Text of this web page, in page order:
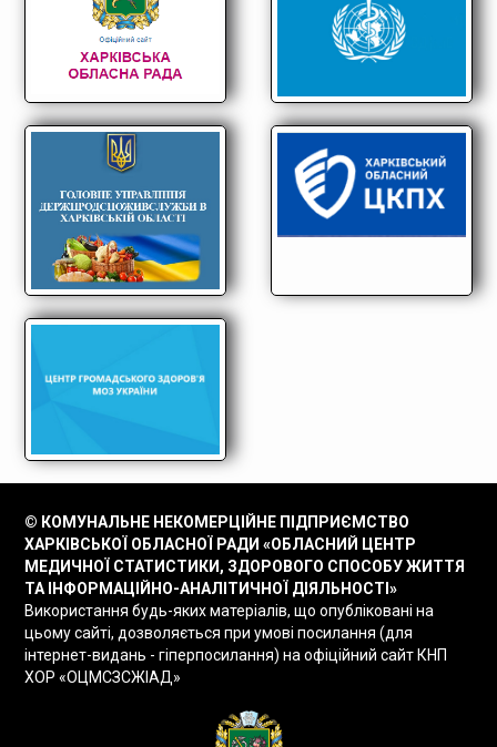
© КОМУНАЛЬНЕ НЕКОМЕРЦІЙНЕ ПІДПРИЄМСТВО
ХАРКІВСЬКОЇ ОБЛАСНОЇ РАДИ «ОБЛАСНИЙ ЦЕНТР
МЕДИЧНОЇ СТАТИСТИКИ, ЗДОРОВОГО СПОСОБУ ЖИТТЯ
ТА ІНФОРМАЦІЙНО-АНАЛІТИЧНОЇ ДІЯЛЬНОСТІ»
Використання будь-яких матеріалів, що опубліковані на
цьому сайті, дозволяється при умові посилання (для
інтернет-видань - гіперпосилання) на офіційний сайт КНП
ХОР «ОЦМСЗСЖІАД»